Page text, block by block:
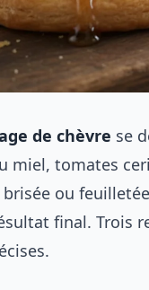
de chèvre se
miel, tomates
ou
final. Trois